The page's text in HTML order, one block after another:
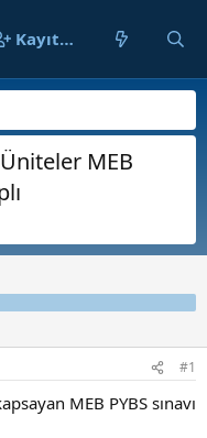
Kayıt ol
MEB
#1
MEB PYBS sınavı